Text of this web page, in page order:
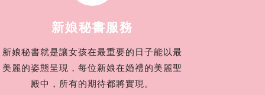
新娘秘書服務
新娘秘書就是讓女孩在最重要的日子能以最
美麗的姿態呈現，每位新娘在婚禮的美麗聖
殿中，所有的期待都將實現。